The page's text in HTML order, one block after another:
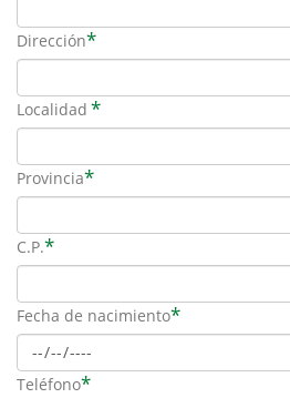
Dirección*
Localidad *
Provincia*
C.P.*
Fecha de nacimiento*
Teléfono*